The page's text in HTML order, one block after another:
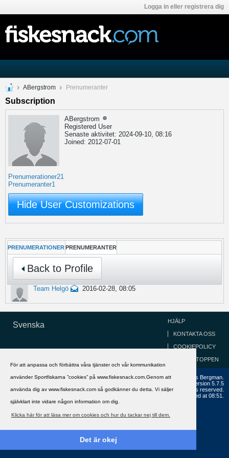
För att anpassa och förbättra våra tjänster och vår kommunikation
använder Sportfiskarna ”cookies” på www.fiskesnack.com.Genom att
använda dig av www.fiskesnack.com så godkänner du detta. Vi säljer
självklart inte vidare någon information om dig.
Klicka här för att läsa mer om cookies och hur du tackar nej till dem.
Det är okej
Logga in eller registrera dig
ABergstrom Prenumeranter
Subscription
ABergstrom
Registered User
Senaste aktivitet: 2024-09-10, 08:16
Joined: 2012-07-01
Prenumerationer21
Prenumeranter1
Hide User Customizations
PRENUMERATIONER PRENUMERANTER
Back to Profile
Team Helgö 2016-02-28, 08:05
Svenska HJÄLP
KONTAKTA OSS
COOKIEPOLICY
GÅ TILL TOPPEN
Copyright ©2002 - 2021, FiskeSnack.com. Grundad 2002 av Anders Bergman.
Version 5.7.5
Copyright © 2026 MH Sub I, LLC dba vBulletin. All rights reserved.
All times are GMT+1. This page was generated at 08:51.